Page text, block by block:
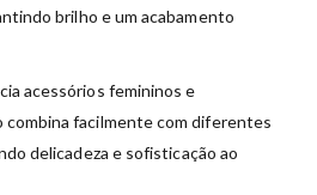
brilho e um acabamento
acessórios femininos e
combina facilmente com diferentes
delicadeza e sofisticação ao